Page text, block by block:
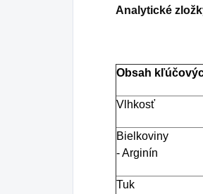
Analytické
Obsah
Vlhkosť
Bielkoviny
- Arginín
Tuk